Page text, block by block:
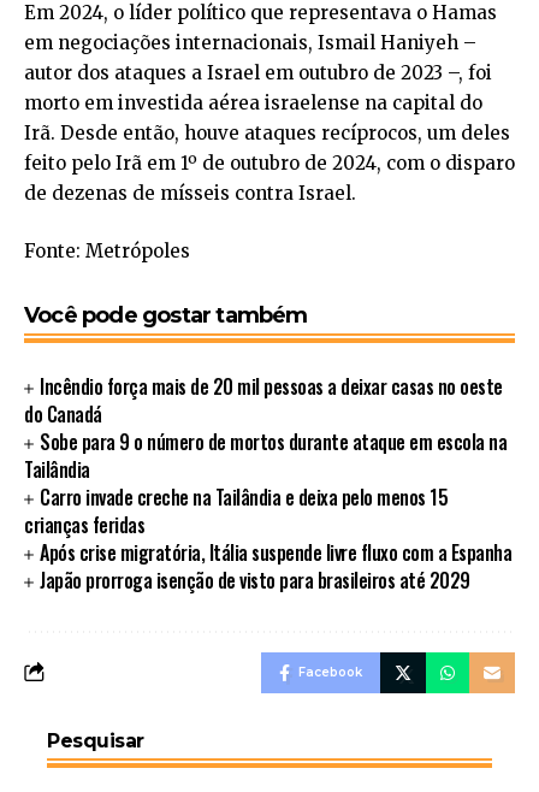
Em 2024, o líder político que representava o Hamas
em negociações internacionais, Ismail Haniyeh –
autor dos ataques a Israel em outubro de 2023 –, foi
morto em investida aérea israelense na capital do
Irã. Desde então, houve ataques recíprocos, um deles
feito pelo Irã em 1º de outubro de 2024, com o disparo
de dezenas de mísseis contra Israel.
Fonte: Metrópoles
Você pode gostar também
Incêndio força mais de 20 mil pessoas a deixar casas no oeste
do Canadá
Sobe para 9 o número de mortos durante ataque em escola na
Tailândia
Carro invade creche na Tailândia e deixa pelo menos 15
crianças feridas
Após crise migratória, Itália suspende livre fluxo com a Espanha
Japão prorroga isenção de visto para brasileiros até 2029
Facebook
Pesquisar